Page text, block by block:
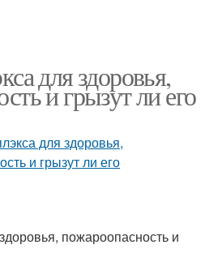
для здоровья,
и грызут ли его
пожароопасность и